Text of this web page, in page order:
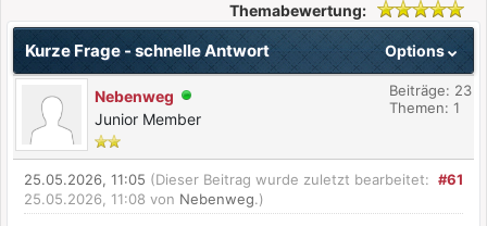
Themabewertung:
Options
Kurze Frage - schnelle Antwort
Nebenweg
Junior Member
Beiträge: 23
Themen: 1
#61
25.05.2026, 11:05 (Dieser Beitrag wurde zuletzt bearbeitet:
25.05.2026, 11:08 von Nebenweg.)